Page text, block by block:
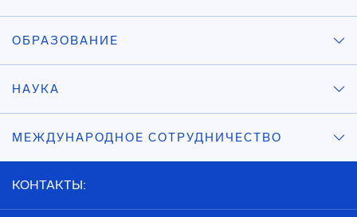
ОБРАЗОВАНИЕ
НАУКА
МЕЖДУНАРОДНОЕ СОТРУДНИЧЕСТВО
КОНТАКТЫ: